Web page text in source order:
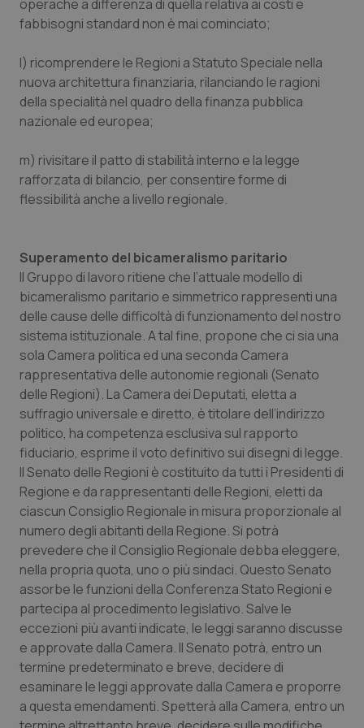
operache a differenza di quella relativa ai costi e
fabbisogni standard non è mai cominciato;
l) ricomprendere le Regioni a Statuto Speciale nella
nuova architettura finanziaria, rilanciando le ragioni
della specialità nel quadro della finanza pubblica
nazionale ed europea;
m) rivisitare il patto di stabilità interno e la legge
rafforzata di bilancio, per consentire forme di
flessibilità anche a livello regionale.
Superamento del bicameralismo paritario
Il Gruppo di lavoro ritiene che l’attuale modello di
bicameralismo paritario e simmetrico rappresenti una
delle cause delle difficoltà di funzionamento del nostro
sistema istituzionale. A tal fine, propone che ci sia una
sola Camera politica ed una seconda Camera
rappresentativa delle autonomie regionali (Senato
delle Regioni). La Camera dei Deputati, eletta a
suffragio universale e diretto, è titolare dell’indirizzo
politico, ha competenza esclusiva sul rapporto
fiduciario, esprime il voto definitivo sui disegni di legge.
Il Senato delle Regioni è costituito da tutti i Presidenti di
Regione e da rappresentanti delle Regioni, eletti da
ciascun Consiglio Regionale in misura proporzionale al
numero degli abitanti della Regione. Si potrà
prevedere che il Consiglio Regionale debba eleggere,
nella propria quota, uno o più sindaci. Questo Senato
assorbe le funzioni della Conferenza Stato Regioni e
partecipa al procedimento legislativo. Salve le
eccezioni più avanti indicate, le leggi saranno discusse
e approvate dalla Camera. Il Senato potrà, entro un
termine predeterminato e breve, decidere di
esaminare le leggi approvate dalla Camera e proporre
a questa emendamenti. Spetterà alla Camera, entro un
I cookie necessari contribuiscono a rendere fruibile il
sito web abilitandone funzionalità di base quali la
navigazione sulle pagine e l'accesso alle aree
funzionare correttamente senza questi cookie.
Nome
Fornitore/ Dominio
VISITOR_PRIVACY_METADATA
YouTube
CookieScriptConsent
CookieScript
www.quotidianosanita.it
tracking-sites-ironfish-
tracking-enable
www.quotidianosanita.it
tracking-sites-ironfish-
session-id
www.quotidianosanita.it
2